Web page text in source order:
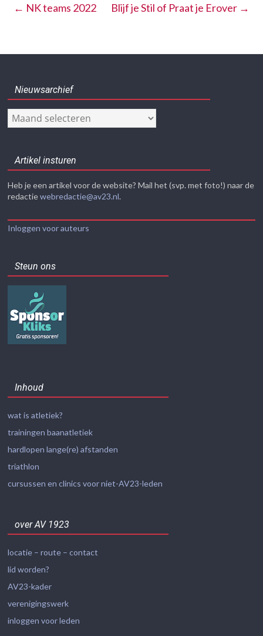
← NK teams 2022 Blijf je Stil of Praat je Erover →
Nieuwsarchief
Nieuwsarchief
Artikel insturen
Heb je een artikel voor de website? Mail het (svp. met foto!) naar de
redactiewebredactie@av23.nl.
Inloggen voor auteurs
Steun ons
Inhoud
wat is atletiek?
trainingen baanatletiek
hardlopen lange(re) afstanden
triathlon
cursussen en clinics voor niet-AV23-leden
over AV 1923
locatie – route – contact
lid worden?
AV23-kader
verenigingswerk
inloggen voor leden